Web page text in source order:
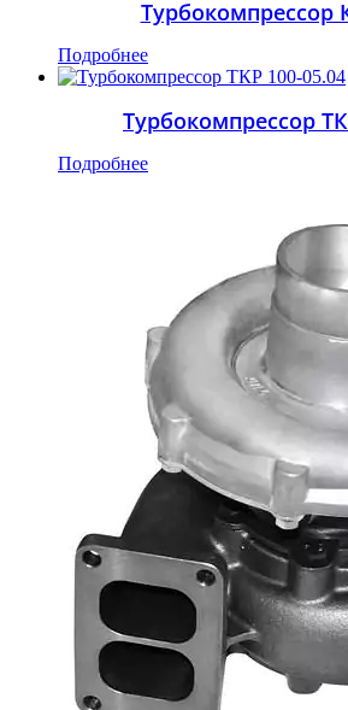
Турбокомпрессор
Подробнее
Турбокомпрессор
Подробнее